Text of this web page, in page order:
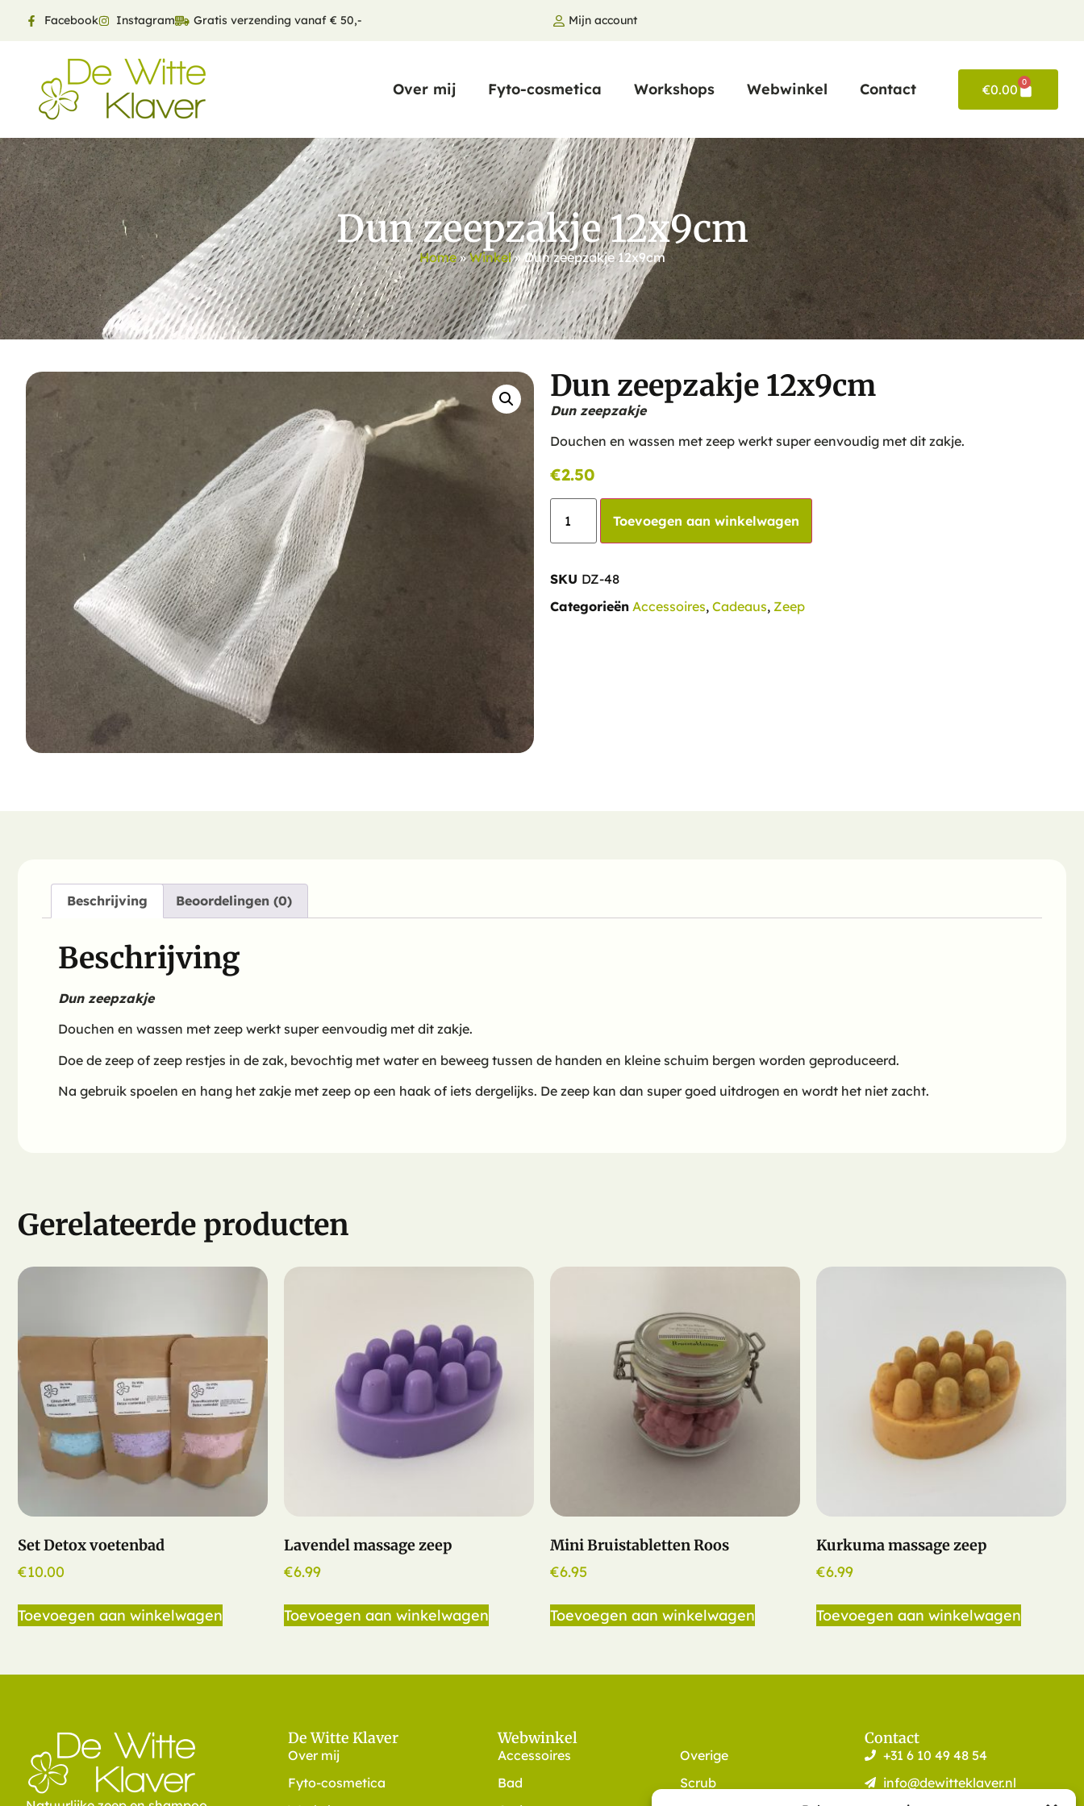
Facebook Instagram Gratis verzending vanaf € 50,- Mijn account
Over mij Fyto-cosmetica Workshops Webwinkel Contact €0.00 0
Dun zeepzakje 12x9cm
Home»Winkel»Dun zeepzakje 12x9cm
Dun zeepzakje 12x9cm
Dun zeepzakje
Douchen en wassen met zeep werkt super eenvoudig met dit zakje.
€2.50
Toevoegen aan winkelwagen
SKU DZ-48
Categorieën Accessoires, Cadeaus, Zeep
Beschrijving Beoordelingen (0)
Beschrijving
Dun zeepzakje
Douchen en wassen met zeep werkt super eenvoudig met dit zakje.
Doe de zeep of zeep restjes in de zak, bevochtig met water en beweeg tussen de handen en kleine schuim bergen worden geproduceerd.
Na gebruik spoelen en hang het zakje met zeep op een haak of iets dergelijks. De zeep kan dan super goed uitdrogen en wordt het niet zacht.
Gerelateerde producten
Set Detox voetenbad
€10.00
Toevoegen aan winkelwagen
Lavendel massage zeep
€6.99
Toevoegen aan winkelwagen
Mini Bruistabletten Roos
€6.95
Toevoegen aan winkelwagen
Kurkuma massage zeep
€6.99
Toevoegen aan winkelwagen
De Witte Klaver
Over mij
Fyto-cosmetica
Webwinkel
Accessoires
Bad
Overige
Scrub
Contact
+31 6 10 49 48 54
info@dewitteklaver.nl
Meerkoet 8